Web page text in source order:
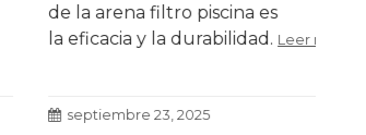
de la arena filtro piscina es
la eficacia y la durabilidad.Leer más
septiembre 23, 2025